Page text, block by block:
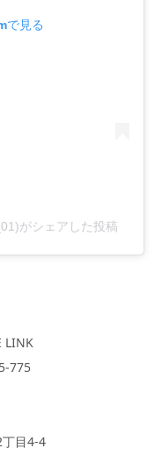
で見る
がシェアした投稿
LINK
775
目4-4